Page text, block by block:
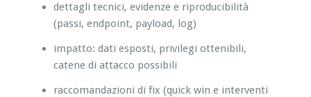
dettagli tecnici, evidenze e riproducibilità
(passi, endpoint, payload, log)
impatto: dati esposti, privilegi ottenibili,
catene di attacco possibili
raccomandazioni di fix (quick win e interventi